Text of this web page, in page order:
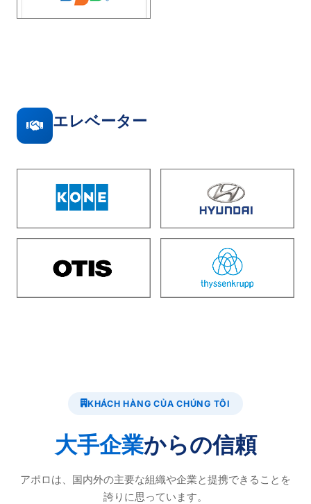
エレベーター
KHÁCH HÀNG CỦA CHÚNG TÔI
大手企業からの信頼
アポロは、国内外の主要な組織や企業と提携できることを
誇りに思っています。